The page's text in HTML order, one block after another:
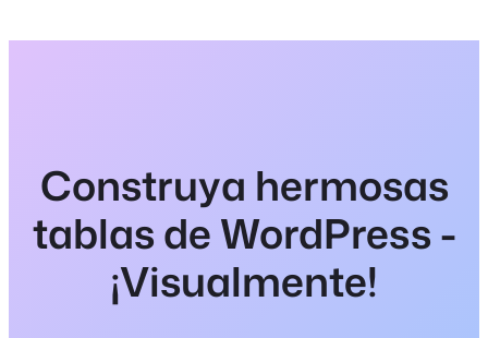
Construya hermosas
tablas de WordPress -
¡Visualmente!